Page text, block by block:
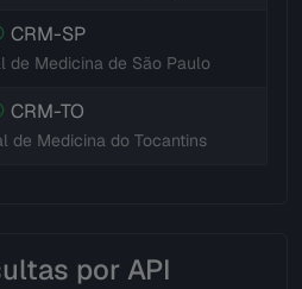
CRM-SP
de Medicina de São Paulo
CRM-TO
de Medicina do Tocantins
por API